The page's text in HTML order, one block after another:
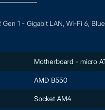
1 - Gigabit LAN, Wi-Fi 6,
Motherboard - micro
AMD B550
Socket AM4